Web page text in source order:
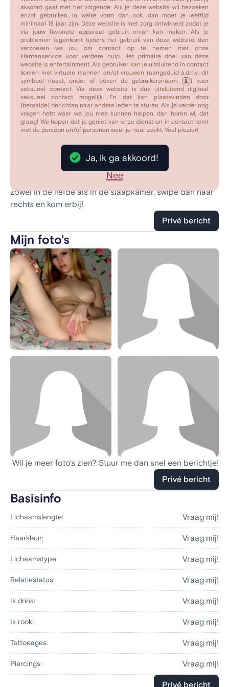
akkoord gaat met het volgende: Als je deze website wil bezoeken
en/of gebruiken, in welke vorm dan ook, dan moet je leeftijd
minimaal 18 jaar zijn. Deze website is met zorg ontwikkeld zodat je
via jouw favoriete apparaat gebruik ervan kan maken. Als je
problemen tegenkomt tijdens het gebruik van deze website, dan
verzoeken we jou om contact op te nemen met onze
klantenservice voor verdere hulp. Het primaire doel van deze
website is entertainment. Als gebruiker kan je uitsluitend in contact
komen met virtuele mannen en/of vrouwen (aangeduid a.d.h.v. dit
symbool naast, onder of boven de gebruikersnaam:
) voor
seksueel contact. Via deze website is dus uitsluitend digitaal
seksueel contact mogelijk. En dat kan plaatsvinden door
(betaalde) berichten naar andere leden te sturen. Als je verder nog
vragen hebt waar we jou mee kunnen helpen, dan horen wij dat
graag! We hopen dat je geniet van onze dienst en in contact komt
met de persoon en/of personen waar je naar zoekt. Veel plezier!
Ja, ik ga akkoord!
Nee
jouw vuurtje. Ik ben 27, een mix van avontuur en
tederheid, die graag de touwtjes in handen neemt, of ik
nou de wijzer van de klok bepaal of de
afstandsbediening van de tv in speelse gevechten wil
gebruiken.
Je kunt me vinden terwijl ik mijn dominantie verkend—ik
maak de afspraken, jij volgt de instructies. En wees
gerust, ik ben niet zo streng als ik klink; er zijn veel
plezierige manieren om mijn aandacht (en andere
dingen) te verdienen! Laat je maar volledig in mijn
wereld komen en wie weet, misschien komen we beiden
op een spannende reis terecht die niet in de gids staat.
Dus, als je op zoek bent naar iemand die je uitdaagt,
zowel in de liefde als in de slaapkamer, swipe dan naar
rechts en kom erbij!
Privé bericht
Mijn foto's
Wil je meer foto's zien? Stuur me dan snel een berichtje!
Privé bericht
Basisinfo
Lichaamslengte: Vraag mij!
Haarkleur: Vraag mij!
Lichaamstype: Vraag mij!
Relatiestatus: Vraag mij!
Ik drink: Vraag mij!
Ik rook: Vraag mij!
Tattoeages: Vraag mij!
Piercings: Vraag mij!
Privé bericht